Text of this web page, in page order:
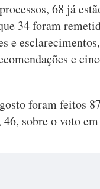
68 já
34 foram
e
e
foram feitos
sobre o voto